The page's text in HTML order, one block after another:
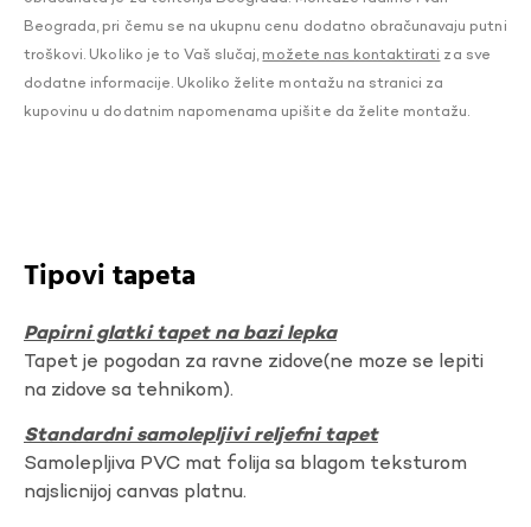
Beograda, pri čemu se na ukupnu cenu dodatno obračunavaju putni
troškovi. Ukoliko je to Vaš slučaj, možete nas kontaktirati za sve
dodatne informacije. Ukoliko želite montažu na stranici za
kupovinu u dodatnim napomenama upišite da želite montažu.
Tipovi tapeta
Papirni glatki tapet na bazi lepka
Tapet je pogodan za ravne zidove(ne moze se lepiti
na zidove sa tehnikom).
Standardni samolepljivi reljefni tapet
Samolepljiva PVC mat folija sa blagom teksturom
najslicnijoj canvas platnu.